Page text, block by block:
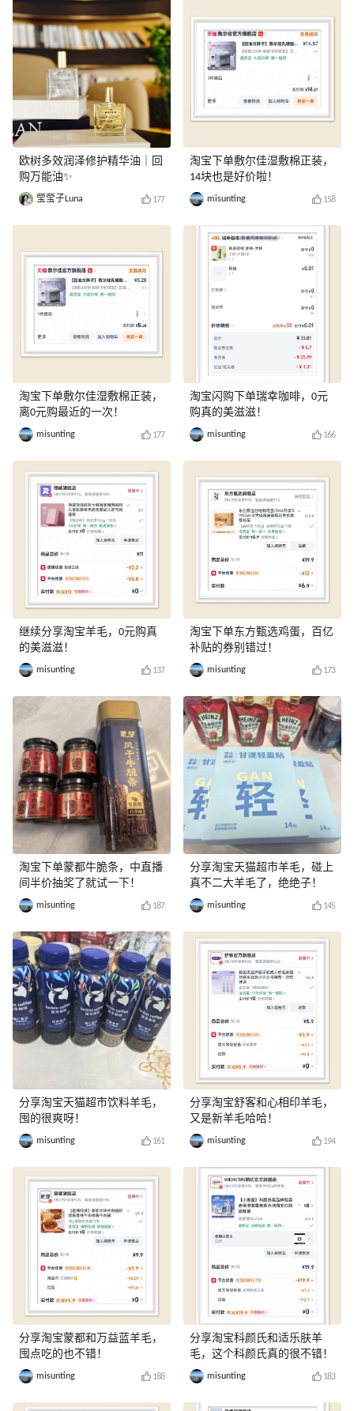
欧树多效润泽修护精华油｜回
购万能油✨
莹莹子Luna 177
淘宝下单敷尔佳湿敷棉正装，
离0元购最近的一次！
misunting 177
继续分享淘宝羊毛，0元购真
的美滋滋！
misunting 137
淘宝下单蒙都牛脆条，中直播
间半价抽奖了就试一下！
misunting 187
分享淘宝天猫超市饮料羊毛，
囤的很爽呀！
misunting 161
分享淘宝蒙都和万益蓝羊毛，
囤点吃的也不错！
misunting 188
淘宝下单敷尔佳湿敷棉正装，
14块也是好价啦！
misunting 158
淘宝闪购下单瑞幸咖啡，0元
购真的美滋滋！
misunting 166
淘宝下单东方甄选鸡蛋，百亿
补贴的券别错过！
misunting 173
分享淘宝天猫超市羊毛，碰上
真不二大羊毛了，绝绝子！
misunting 145
分享淘宝舒客和心相印羊毛，
又是新羊毛哈哈！
misunting 194
分享淘宝科颜氏和适乐肤羊
毛，这个科颜氏真的很不错！
misunting 183